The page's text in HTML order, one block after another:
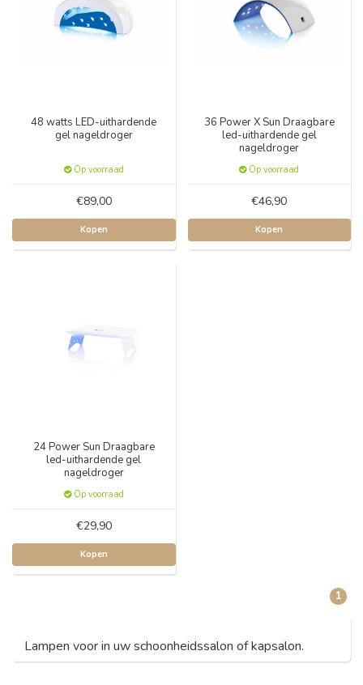
48 watts LED-uithardende
gel nageldroger
Op voorraad
€89,00
Kopen
36 Power X Sun Draagbare
led-uithardende gel
nageldroger
Op voorraad
€46,90
Kopen
24 Power Sun Draagbare
led-uithardende gel
nageldroger
Op voorraad
€29,90
Kopen
1
Lampen voor in uw schoonheidssalon of kapsalon.